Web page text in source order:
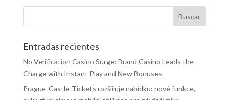
Entradas recientes
No Verification Casino Surge: Brand Casino Leads the
Charge with Instant Play and New Bonuses
Prague-Castle-Tickets rozšiřuje nabídku: nové funkce,